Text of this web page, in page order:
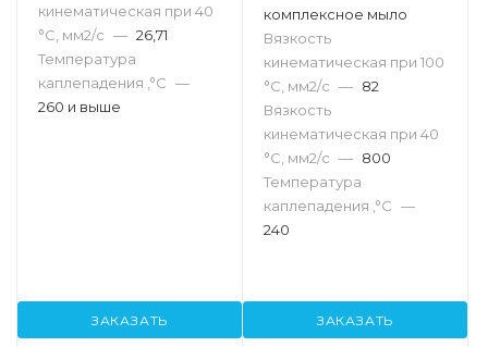
кинематическая при 40
°С, мм2/с — 26,71
Температура
каплепадения ,°C —
260 и выше
ЗАКАЗАТЬ
комплексное мыло
Вязкость
кинематическая при 100
°С, мм2/с — 82
Вязкость
кинематическая при 40
°С, мм2/с — 800
Температура
каплепадения ,°C —
240
ЗАКАЗАТЬ